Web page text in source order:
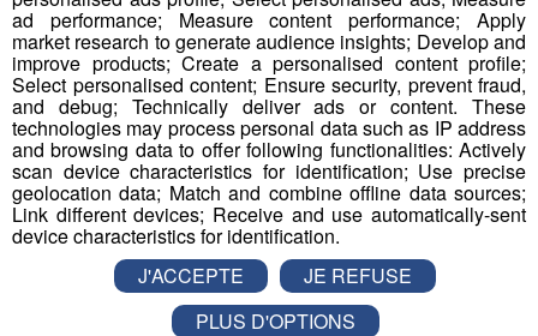
Partager sur Twitter
ad performance; Measure content performance; Apply
market research to generate audience insights; Develop and
improve products; Create a personalised content profile;
Select personalised content; Ensure security, prevent fraud,
and debug; Technically deliver ads or content. These
technologies may process personal data such as IP address
and browsing data to offer following functionalities: Actively
scan device characteristics for identification; Use precise
geolocation data; Match and combine offline data sources;
Link different devices; Receive and use automatically-sent
device characteristics for identification.
J'ACCEPTE
JE REFUSE
PLUS D'OPTIONS